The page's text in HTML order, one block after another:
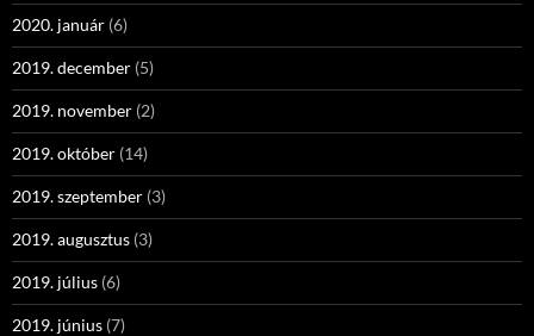
2020. január (6)
2019. december (5)
2019. november (2)
2019. október (14)
2019. szeptember (3)
2019. augusztus (3)
2019. július (6)
2019. június (7)